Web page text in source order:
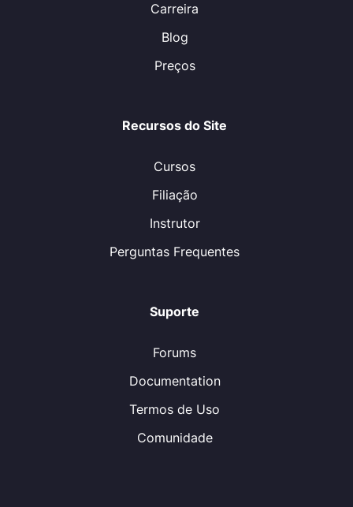
Carreira
Blog
Preços
Recursos do Site
Cursos
Filiação
Instrutor
Perguntas Frequentes
Suporte
Forums
Documentation
Termos de Uso
Comunidade